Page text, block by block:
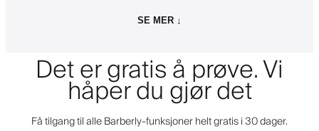
SE MER ↓
Det er gratis å prøve. Vi
håper du gjør det
Få tilgang til alle Barberly-funksjoner helt gratis i 30 dager.